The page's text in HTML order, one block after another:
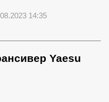
14:35
Yaesu